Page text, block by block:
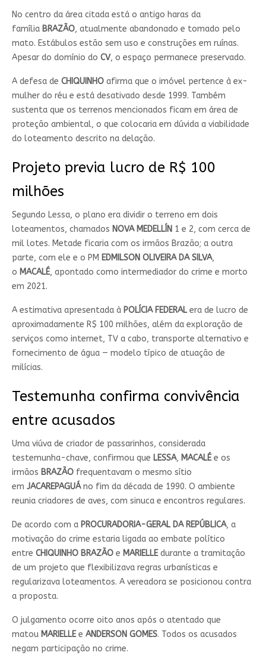
No centro da área citada está o antigo haras da
família BRAZÃO, atualmente abandonado e tomado pelo
mato. Estábulos estão sem uso e construções em ruínas.
Apesar do domínio do CV, o espaço permanece preservado.
A defesa de CHIQUINHOafirma que o imóvel pertence à ex-
mulher do réu e está desativado desde 1999. Também
sustenta que os terrenos mencionados ficam em área de
proteção ambiental, o que colocaria em dúvida a viabilidade
do loteamento descrito na delação.
Projeto previa lucro de R$ 100
milhões
Segundo Lessa, o plano era dividir o terreno em dois
loteamentos, chamados NOVA MEDELLÍN 1 e 2, com cerca de
mil lotes. Metade ficaria com os irmãos Brazão; a outra
parte, com ele e o PM EDMILSON OLIVEIRA DA SILVA,
o MACALÉ, apontado como intermediador do crime e morto
em 2021.
A estimativa apresentada à POLÍCIA FEDERALera de lucro de
aproximadamente R$ 100 milhões, além da exploração de
serviços como internet, TV a cabo, transporte alternativo e
fornecimento de água — modelo típico de atuação de
milícias.
Testemunha confirma convivência
entre acusados
Uma viúva de criador de passarinhos, considerada
testemunha-chave, confirmou que LESSA, MACALÉe os
irmãos BRAZÃOfrequentavam o mesmo sítio
em JACAREPAGUÁno fim da década de 1990. O ambiente
reunia criadores de aves, com sinuca e encontros regulares.
De acordo com a PROCURADORIA-GERAL DA REPÚBLICA, a
motivação do crime estaria ligada ao embate político
entre CHIQUINHO BRAZÃOe MARIELLEdurante a tramitação
de um projeto que flexibilizava regras urbanísticas e
regularizava loteamentos. A vereadora se posicionou contra
a proposta.
O julgamento ocorre oito anos após o atentado que
matou MARIELLEe ANDERSON GOMES. Todos os acusados
negam participação no crime.